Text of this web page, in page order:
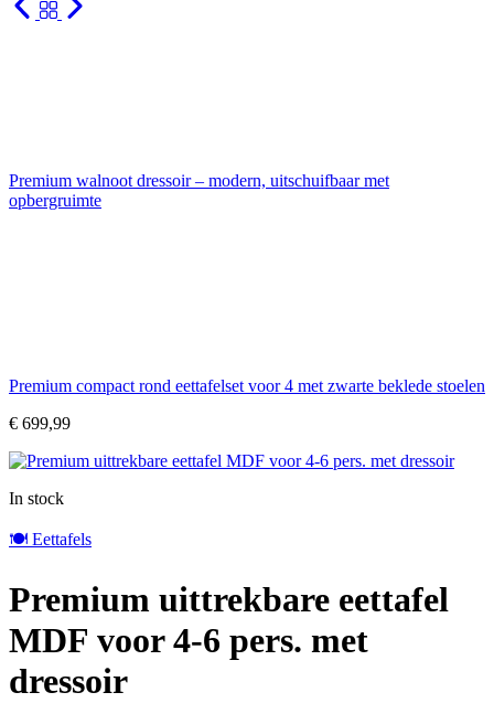
Premium walnoot dressoir – modern, uitschuifbaar met
opbergruimte
Premium compact rond eettafelset voor 4 met zwarte beklede stoelen
€ 699,99
In stock
🍽️ Eettafels
Premium uittrekbare eettafel
MDF voor 4-6 pers. met
dressoir